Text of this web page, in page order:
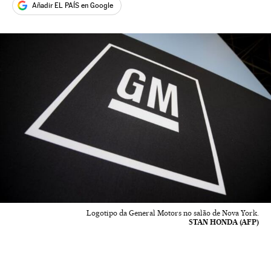
Añadir EL PAÍS en Google
Logotipo da General Motors no salão de Nova York.
STAN HONDA (AFP)